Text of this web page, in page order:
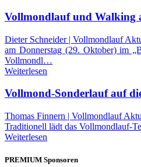
Vollmondlauf und Walking
Dieter Schneider | Vollmondlauf
am Donnerstag (29. Oktober) im
Vollmondl…
Weiterlesen
Vollmond-Sonderlauf auf
Thomas Finnern | Vollmondlauf
Traditionell lädt das Vollmondlauf-
Weiterlesen
PREMIUM Sponsoren